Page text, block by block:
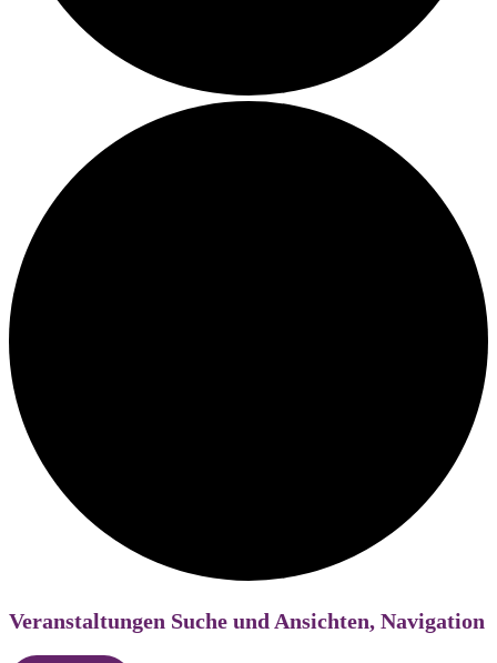
Veranstaltungen Suche und Ansichten, Navigation